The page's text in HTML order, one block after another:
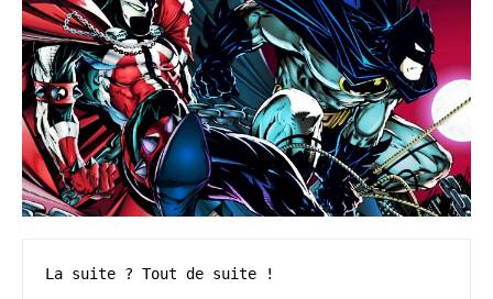
La suite ? Tout de suite !